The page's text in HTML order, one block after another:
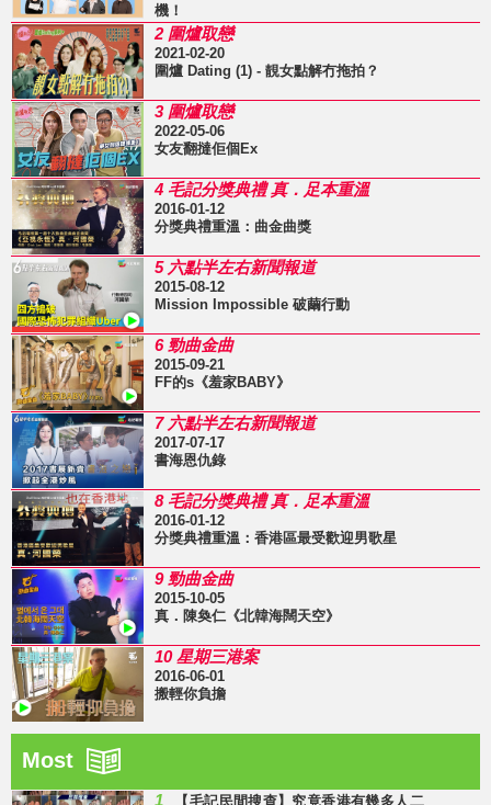
機！
2 圍爐取戀
2021-02-20
圍爐 Dating (1) - 靚女點解冇拖拍？
3 圍爐取戀
2022-05-06
女友翻撻佢個Ex
4 毛記分獎典禮 真．足本重溫
2016-01-12
分獎典禮重溫：曲金曲獎
5 六點半左右新聞報道
2015-08-12
Mission Impossible 破繭行動
6 勁曲金曲
2015-09-21
FF的s《羞家BABY》
7 六點半左右新聞報道
2017-07-17
書海恩仇錄
8 毛記分獎典禮 真．足本重溫
2016-01-12
分獎典禮重溫：香港區最受歡迎男歌星
9 勁曲金曲
2015-10-05
真．陳奐仁《北韓海闊天空》
10 星期三港案
2016-06-01
搬輕你負擔
Most
1
【毛記民間搜查】究竟香港有幾多人二